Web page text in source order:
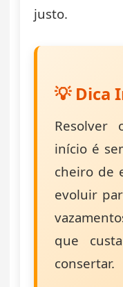
justo.
💡 Dica
Resolver
início é
cheiro de
evoluir
que
consertar.